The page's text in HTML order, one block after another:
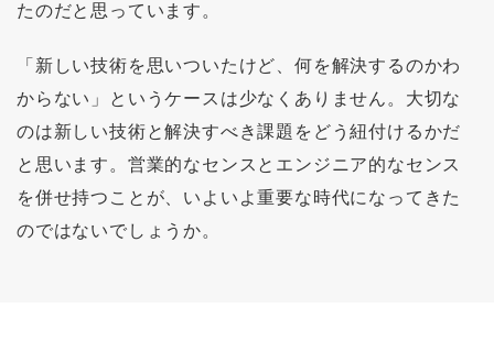
たのだと思っています。
「新しい技術を思いついたけど、何を解決するのかわ
からない」というケースは少なくありません。大切な
のは新しい技術と解決すべき課題をどう紐付けるかだ
と思います。営業的なセンスとエンジニア的なセンス
を併せ持つことが、いよいよ重要な時代になってきた
のではないでしょうか。